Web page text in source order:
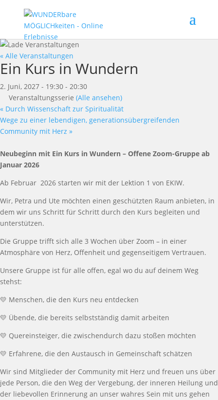
« Alle Veranstaltungen
Ein Kurs in Wundern
2. Juni, 2027 - 19:30 - 20:30
Veranstaltungsserie (Alle ansehen)
« Durch Wissenschaft zur Spiritualität
Wege zu einer lebendigen, generationsübergreifenden
Community mit Herz »
Neubeginn mit Ein Kurs in Wundern – Offene Zoom-Gruppe ab
Januar 2026
Ab Februar 2026 starten wir mit der Lektion 1 von EKIW.
Wir, Petra und Ute möchten einen geschützten Raum anbieten, in
dem wir uns Schritt für Schritt durch den Kurs begleiten und
unterstützen.
Die Gruppe trifft sich alle 3 Wochen über Zoom – in einer
Atmosphäre von Herz, Offenheit und gegenseitigem Vertrauen.
Unsere Gruppe ist für alle offen, egal wo du auf deinem Weg
stehst:
💛 Menschen, die den Kurs neu entdecken
💛 Übende, die bereits selbstständig damit arbeiten
💛 Quereinsteiger, die zwischendurch dazu stoßen möchten
💛 Erfahrene, die den Austausch in Gemeinschaft schätzen
Wir sind Mitglieder der Community mit Herz und freuen uns über
jede Person, die den Weg der Vergebung, der inneren Heilung und
der liebevollen Erinnerung an unser wahres Sein mit uns gehen